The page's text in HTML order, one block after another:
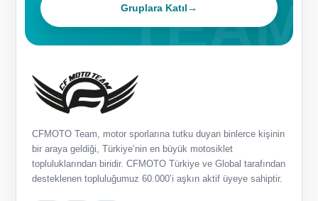
Gruplara Katıl→
CFMOTO Team, motor sporlarına tutku duyan binlerce kişinin
bir araya geldiği, Türkiye’nin en büyük motosiklet
topluluklarından biridir. CFMOTO Türkiye ve Global tarafından
desteklenen topluluğumuz 60.000’i aşkın aktif üyeye sahiptir.